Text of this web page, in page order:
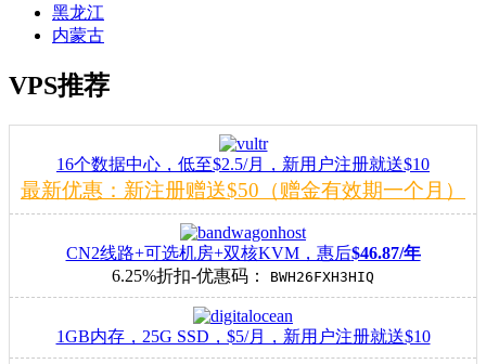
黑龙江
内蒙古
VPS推荐
16个数据中心，低至$2.5/月，新用户注册就送$10
最新优惠：新注册赠送$50（赠金有效期一个月）
CN2线路+可选机房+双核KVM，惠后$46.87/年
6.25%折扣-优惠码：
BWH26FXH3HIQ
1GB内存，25G SSD，$5/月，新用户注册就送$10